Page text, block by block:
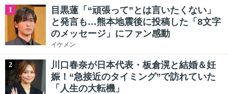
1
目黒蓮「“頑張って”とは言いたくない」
と発言も…熊本地震後に投稿した「8文字
のメッセージ」にファン感動
イケメン
2
川口春奈が日本代表・板倉滉と結婚＆妊
娠！“急接近のタイミング”で訪れていた
「人生の大転機」